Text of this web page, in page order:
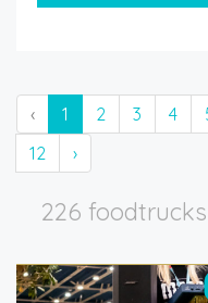
‹ 1 2 3 4
12
›
226